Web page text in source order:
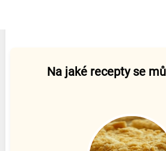
Na jaké recepty se